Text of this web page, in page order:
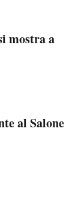
mostra a
al Salone